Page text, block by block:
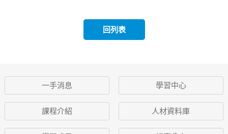
回列表
一手消息 學習中心
課程介紹 人材資料庫